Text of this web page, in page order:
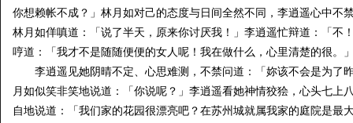
你想赖帐不成？」林月如对己的态度与日间全然不同，李逍遥心中不
林月如佯嗔道：「说了半天，原来你讨厌我！」李逍遥忙辩道：「
哼道：「我才不是随随便便的女人呢！我在做什么，心里清楚的很。
李逍遥见她阴晴不定、心思难测，不禁问道：「妳该不会是为了
月如似笑非笑地说道：「你说呢？」李逍遥看她神情狡狯，心头七上
自地说道：「我们家的花园很漂亮吧？在苏州城就属我家的庭院是最